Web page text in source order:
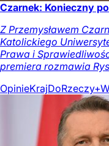
Czarnek: Konieczny
Z Przemysławem
Katolickiego
Prawa i
premiera rozmawia
OpinieKrajDoRzeczy+